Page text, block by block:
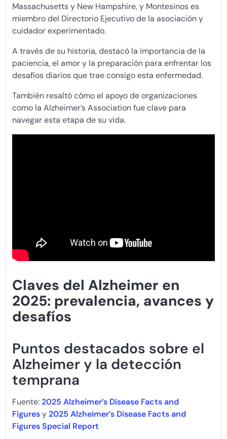
Massachusetts y New Hampshire, y Montesinos es
miembro del Directorio Ejecutivo de la asociación y
cuidador experimentado.
A través de su historia, destacó la importancia de la
paciencia, el amor y la preparación para enfrentar los
desafíos diarios que trae consigo esta enfermedad.
También resaltó cómo el apoyo de organizaciones
como la Alzheimer’s Association fue clave para
navegar esta etapa de su vida.
Claves del Alzheimer en
2025: prevalencia, avances y
desafíos
Puntos destacados sobre el
Alzheimer y la detección
temprana
Fuente:2025 Alzheimer’s Disease Facts and
Figuresy2025 Alzheimer’s Disease Facts and
Figures Special Report